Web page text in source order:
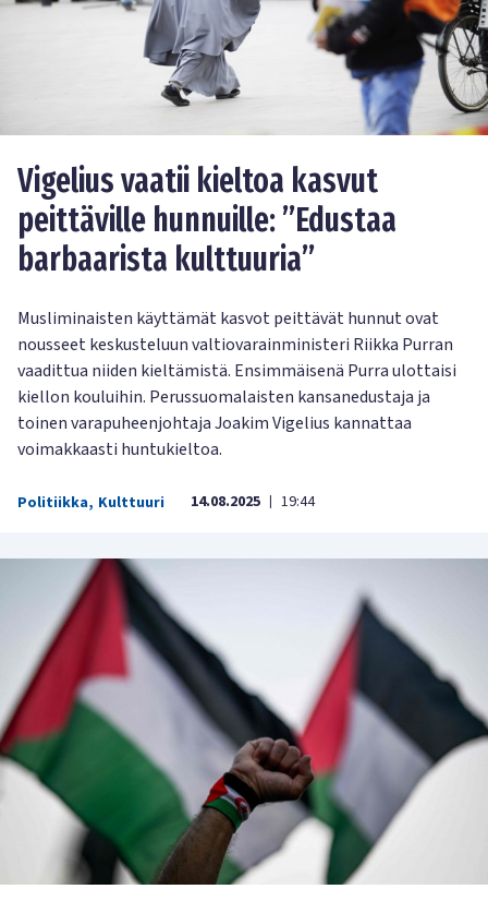
Vigelius vaatii kieltoa kasvut
peittäville hunnuille: ”Edustaa
barbaarista kulttuuria”
Musliminaisten käyttämät kasvot peittävät hunnut ovat
nousseet keskusteluun valtiovarainministeri Riikka Purran
vaadittua niiden kieltämistä. Ensimmäisenä Purra ulottaisi
kiellon kouluihin. Perussuomalaisten kansanedustaja ja
toinen varapuheenjohtaja Joakim Vigelius kannattaa
voimakkaasti huntukieltoa.
Politiikka, Kulttuuri 14.08.2025 | 19:44